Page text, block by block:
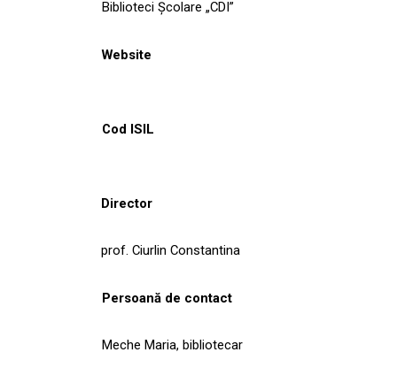
Biblioteci Școlare „CDI”
Website
Cod ISIL
Director
prof. Ciurlin Constantina
Persoană de contact
Meche Maria, bibliotecar